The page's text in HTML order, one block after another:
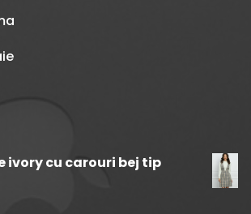
ivory cu carouri bej tip